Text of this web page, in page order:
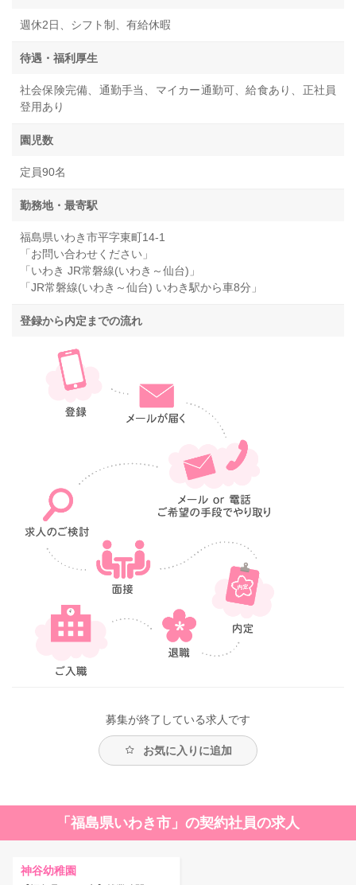
週休2日、シフト制、有給休暇
待遇・福利厚生
社会保険完備、通勤手当、マイカー通勤可、給食あり、正社員
登用あり
園児数
定員90名
勤務地・最寄駅
福島県いわき市平字東町14-1
「お問い合わせください」
「いわき JR常磐線(いわき～仙台)」
「JR常磐線(いわき～仙台) いわき駅から車8分」
登録から内定までの流れ
募集が終了している求人です
お気に入りに追加
「福島県いわき市」の契約社員の求人
神谷幼稚園